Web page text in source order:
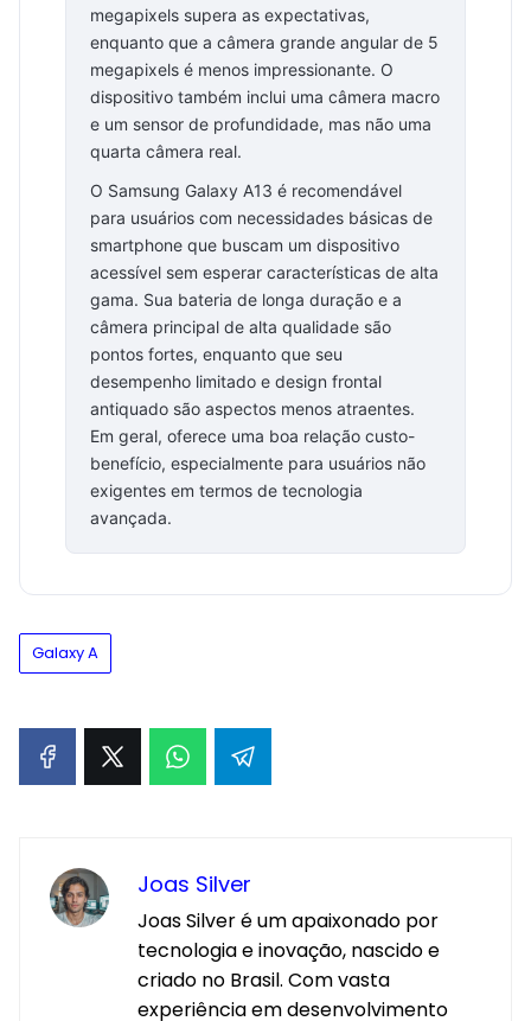
megapixels supera as expectativas,
enquanto que a câmera grande angular de 5
megapixels é menos impressionante. O
dispositivo também inclui uma câmera macro
e um sensor de profundidade, mas não uma
quarta câmera real.
O Samsung Galaxy A13 é recomendável
para usuários com necessidades básicas de
smartphone que buscam um dispositivo
acessível sem esperar características de alta
gama. Sua bateria de longa duração e a
câmera principal de alta qualidade são
pontos fortes, enquanto que seu
desempenho limitado e design frontal
antiquado são aspectos menos atraentes.
Em geral, oferece uma boa relação custo-
benefício, especialmente para usuários não
exigentes em termos de tecnologia
avançada.
Galaxy A
Joas Silver
Joas Silver é um apaixonado por
tecnologia e inovação, nascido e
criado no Brasil. Com vasta
experiência em desenvolvimento